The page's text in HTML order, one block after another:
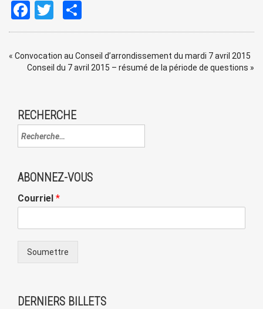
FacebookTwitter
« Convocation au Conseil d’arrondissement du mardi 7 avril 2015
Conseil du 7 avril 2015 – résumé de la période de questions »
RECHERCHE
ABONNEZ-VOUS
Courriel *
Soumettre
DERNIERS BILLETS